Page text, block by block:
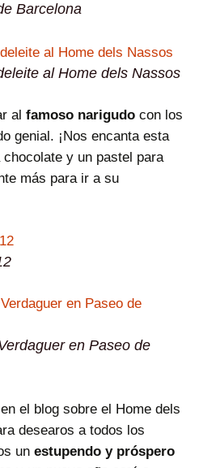
Barcelona
al Home dels Nassos
al famoso narigudo con los
genial. ¡Nos encanta esta
y un pastel para
más para ir a su
en Paseo de
el blog sobre el Home dels
desearos a todos los
un estupendo y próspero